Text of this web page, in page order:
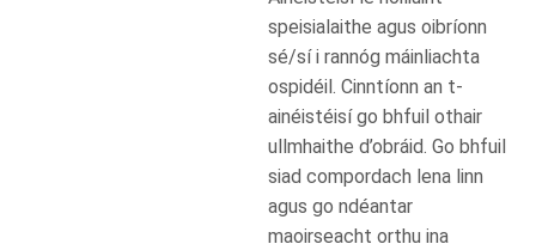
speisialaithe agus oibríonn
sé/sí i rannóg máinliachta
ospidéil. Cinntíonn an t-
ainéistéisí go bhfuil othair
ullmhaithe d’obráid. Go bhfuil
siad compordach lena linn
agus go ndéantar
maoirseacht orthu ina